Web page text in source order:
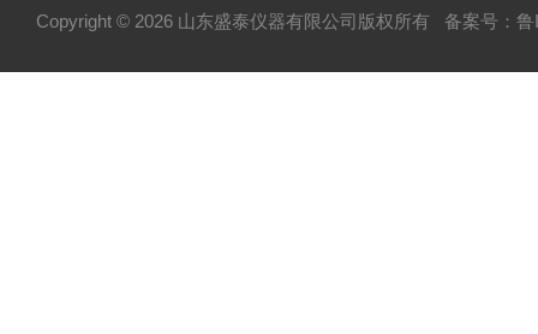
Copyright © 2026 山东盛泰仪器有限公司版权所有 备案号：